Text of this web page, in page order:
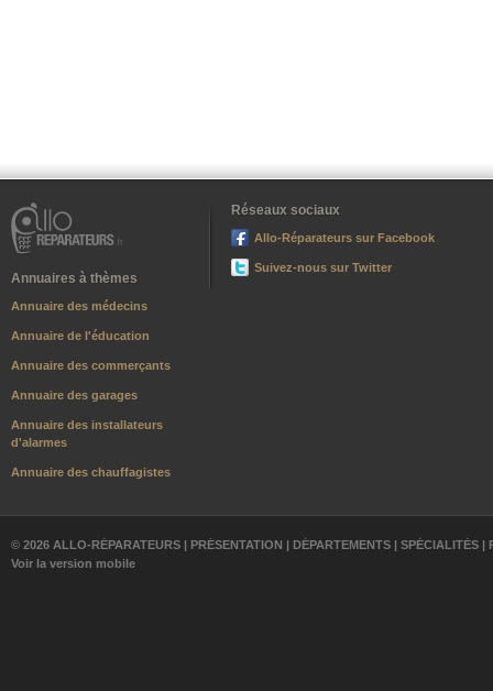
Annuaires à thèmes
Annuaire des médecins
Annuaire de l'éducation
Annuaire des commerçants
Annuaire des garages
Annuaire des installateurs
d'alarmes
Annuaire des chauffagistes
Réseaux sociaux
Allo-Réparateurs sur Facebook
Suivez-nous sur Twitter
© 2026 ALLO-RÉPARATEURS | PRÉSENTATION | DÉPARTEMENTS | SPÉCIALITÉS |
Voir la version mobile